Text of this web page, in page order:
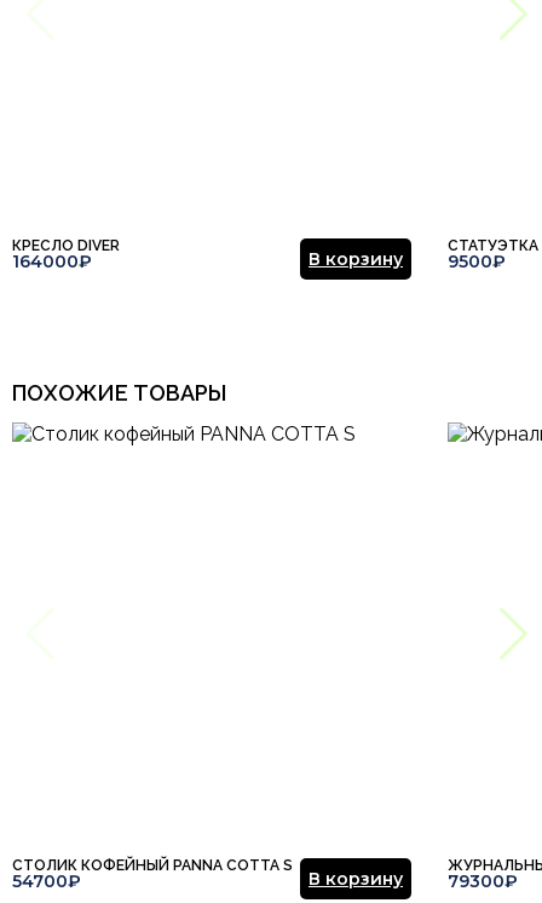
КРЕСЛО DIVER
164000₽ В корзину
СТАТУЭТКА
9500₽
ПОХОЖИЕ ТОВАРЫ
СТОЛИК КОФЕЙНЫЙ PANNA COTTA S
54700₽ В корзину 79300₽